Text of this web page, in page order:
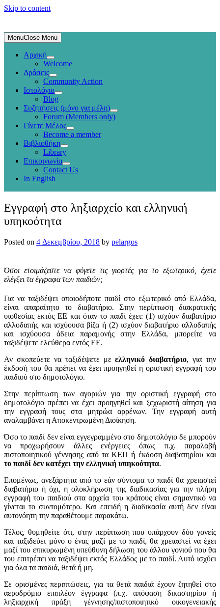
Skip to content
MenuClose Menu
Αρχική
Welcome
Δράσεις
Community Action
Ιστολόγιο
Blog
Συζητήσεις (μόνο για μέλη)
Forum (Members only)
Γίνετε Μέλος
Become a member
Βιβλιοθήκη
Library
Επικοινωνία
Contact Us
In English
Εγγραφή στο ληξιαρχείο και ελληνική
υπηκοότητα
Posted on 4 Δεκεμβρίου, 2018 by pelargos
Όσοι ετοιμάζεστε να φύγετε τις γιορτές για το εξωτερικό, έχετε
ελέγξει τα έγγραφα των παιδιών;
Για να ταξιδέψει οποιοδήποτε παιδί στο εξωτερικό από Ελλάδα,
είναι απαραίτητο το διαβατήριο. Στην περίπτωση διακρατικής
υιοθεσίας εκτός ΕΕ και όταν το παιδί έχει: (1) ισχύον διαβατήριο
αλλοδαπής και ισχύουσα βίζα ή (2) ισχύον διαβατήριο αλλοδαπής
και ισχύουσα άδεια παραμονής στην Ελλάδα, μπορείτε να
ταξιδέψετε ελεύθερα εντός ΕΕ.
Αν σκοπεύετε να ταξιδέψετε μεελληνικό διαβατήριο, για την
έκδοσή του θα πρέπει να έχει προηγηθεί η οριστική εγγραφή του
παιδιού στο δημοτολόγιο.
Στην περίπτωση των αγοριών για την οριστική εγγραφή στο
δημοτολόγιο πρέπει να έχει προηγηθεί και ξεχωριστή αίτηση για
την εγγραφή τους στα μητρώα αρρένων. Την εγγραφή αυτή
αναλαμβάνει η Αποκεντρωμένη Διοίκηση.
Όσο το παιδί δεν είναι εγγεγραμμένο στο δημοτολόγιο δε μπορούν
να προχωρήσουν άλλες ενέργειες όπως π.χ. παραλαβή
πιστοποιητικού γέννησης από τα ΚΕΠ ή έκδοση διαβατηρίου και
το παιδί δεν κατέχει την ελληνική υπηκοότητα.
Επομένως, ανεξάρτητα από το εάν σύντομα το παιδί θα χρειαστεί
διαβατήριο ή όχι, η ολοκλήρωση της διαδικασίας για την πλήρη
εγγραφή του παιδιού στα αρχεία του κράτους είναι σημαντικό να
γίνεται το συντομότερο. Και επειδή η διαδικασία αυτή δεν είναι
αυτονόητη την παραθέτουμε παρακάτω.
Τέλος, θυμηθείτε ότι, στην περίπτωση που υπάρχουν δύο γονείς
και ταξιδεύει μόνο ο ένας μαζί με το παιδί, θα χρειαστεί να έχει
μαζί του επικυρωμένη υπεύθυνη δήλωση του άλλου γονιού που θα
του επιτρέπει να ταξιδέψει εκτός Ελλάδος με το παιδί. Αυτό ισχύει
για όλα τα παιδιά, θετά ή μη.
Σε ορισμένες περιπτώσεις, για τα θετά παιδιά έχουν ζητηθεί στο
αεροδρόμιο επιπλέον έγγραφα (π.χ. απόφαση δικαστηρίου ή
ληξιαρχική πράξη γέννησης/πιστοποιητικό οικογενειακής